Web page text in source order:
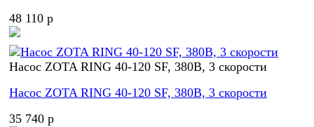
48 110 p
Насос ZOTA RING 40-120 SF, 380В, 3 скорости
Насос ZOTA RING 40-120 SF, 380В, 3 скорости
35 740 p